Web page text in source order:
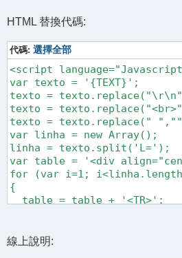
HTML 替換代碼:
代碼: 選擇全部
<script
var texto = '{TEXT}';
texto =
texto =
texto = texto.replace("
var linha = new Array();
linha = texto.split('L=');
var table = '<div
for (var i=1;
{
  table = table + '<TR>';
for (var j=0;
線上說明: